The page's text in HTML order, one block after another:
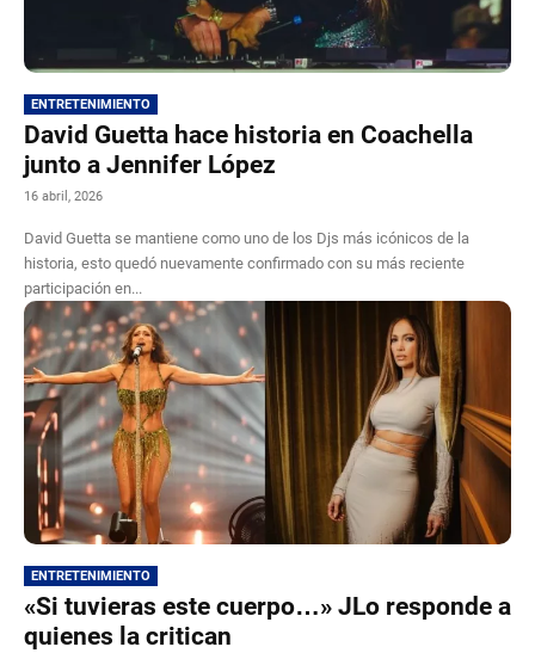
ENTRETENIMIENTO
David Guetta hace historia en Coachella
junto a Jennifer López
16 abril, 2026
David Guetta se mantiene como uno de los Djs más icónicos de la
historia, esto quedó nuevamente confirmado con su más reciente
participación en...
ENTRETENIMIENTO
«Si tuvieras este cuerpo…» JLo responde a
quienes la critican